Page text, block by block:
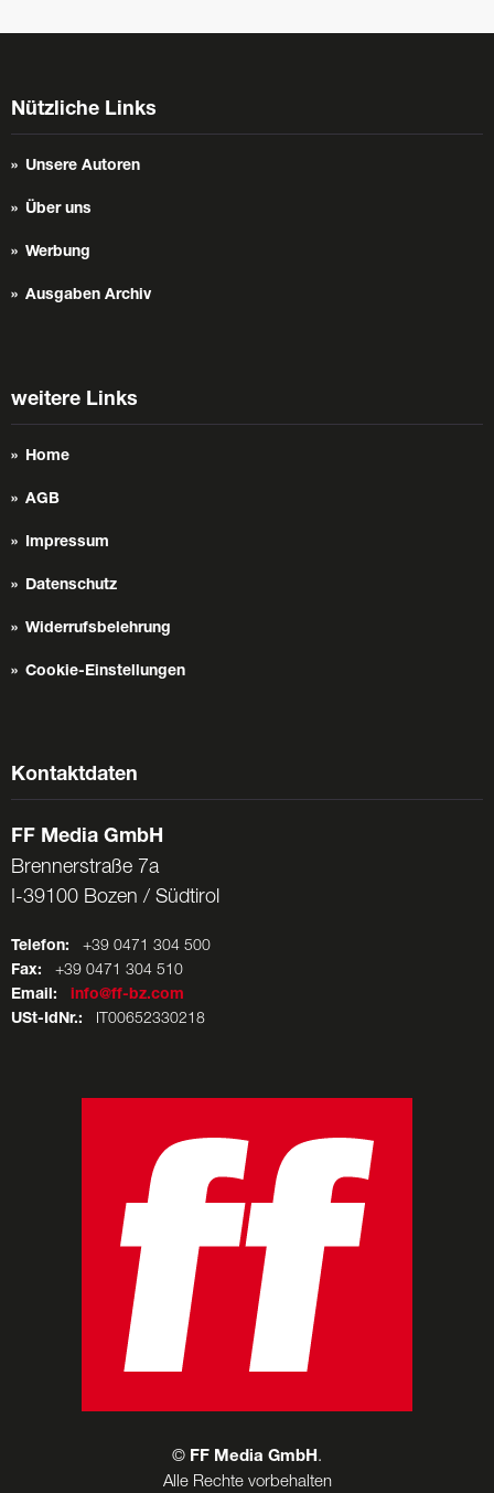
Nützliche Links
Unsere Autoren
Über uns
Werbung
Ausgaben Archiv
weitere Links
Home
AGB
Impressum
Datenschutz
Widerrufsbelehrung
Cookie-Einstellungen
Kontaktdaten
FF Media GmbH
Brennerstraße 7a
I-39100 Bozen / Südtirol
Telefon: +39 0471 304 500
Fax: +39 0471 304 510
Email:
info@ff-bz.com
USt-IdNr.: IT00652330218
© FF Media GmbH .
Alle Rechte vorbehalten